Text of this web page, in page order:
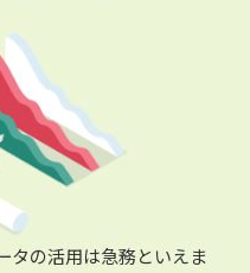
タの活用は急務といえま